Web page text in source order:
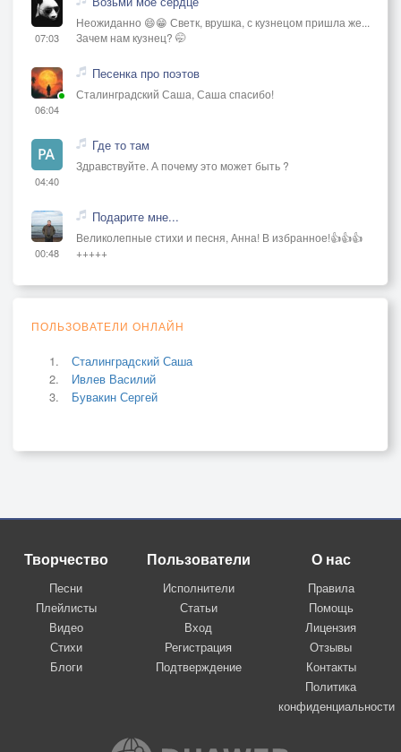
07:03
Неожиданно 😄😁 Светк, врушка, с кузнецом пришла же...
Зачем нам кузнец? 🤭
06:04
Песенка про поэтов
Сталинградский Саша, Саша спасибо!
04:40
Где то там
Здравствуйте. А почему это может быть ?
00:48
Подарите мне...
Великолепные стихи и песня, Анна! В избранное!👍👍👍
+++++
ПОЛЬЗОВАТЕЛИ ОНЛАЙН
Сталинградский Саша
Ивлев Василий
Бувакин Сергей
Творчество
Песни
Плейлисты
Видео
Стихи
Блоги
Пользователи
Исполнители
Статьи
Вход
Регистрация
Подтверждение
О нас
Правила
Помощь
Лицензия
Отзывы
Контакты
Политика
конфиденциальности